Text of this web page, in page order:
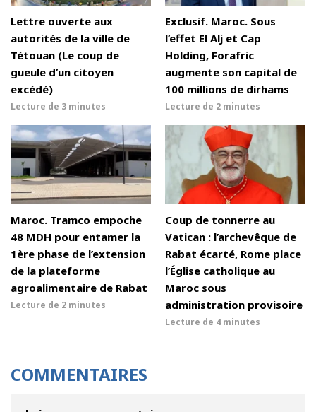
Lettre ouverte aux
autorités de la ville de
Tétouan (Le coup de
gueule d’un citoyen
excédé)
Lecture de 3 minutes
Exclusif. Maroc. Sous
l’effet El Alj et Cap
Holding, Forafric
augmente son capital de
100 millions de dirhams
Lecture de 2 minutes
Maroc. Tramco empoche
48 MDH pour entamer la
1ère phase de l’extension
de la plateforme
agroalimentaire de Rabat
Lecture de 2 minutes
Coup de tonnerre au
Vatican : l’archevêque de
Rabat écarté, Rome place
l’Église catholique au
Maroc sous
administration provisoire
Lecture de 4 minutes
COMMENTAIRES